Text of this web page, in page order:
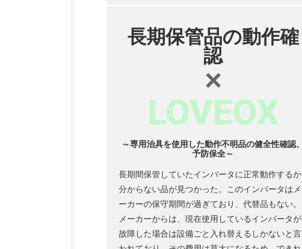
長期保管品の動作確
認
×
LOVEOX
～専用治具を使用した動作不明品の健全性確認、
予防保全～
長期間保管していたインバータに正常動作するか
分からない品が見つかった。このインバータはメ
ーカーの保守期間が過ぎており、代替品もない。
メーカーからは、現在使用しているインバータが
故障した場合は設備ごと入れ替えるしかないと言